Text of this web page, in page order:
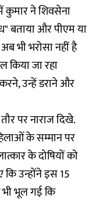
कुमार ने शिवसेना
बताया और पीएम या
भी भरोसा नहीं है
किया जा रहा
उन्हें डराने और
पर नाराज दिखे.
के सम्मान पर
के दोषियों को
कि उन्होंने इस 15
भी भूल गई कि